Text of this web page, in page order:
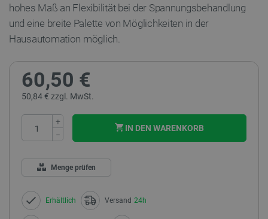
hohes Maß an Flexibilität bei der Spannungsbehandlung
und eine breite Palette von Möglichkeiten in der
Hausautomation möglich.
60,50 €
50,84 € zzgl. MwSt.
+
−
IN DEN WARENKORB
Menge prüfen
Erhältlich Versand 24h